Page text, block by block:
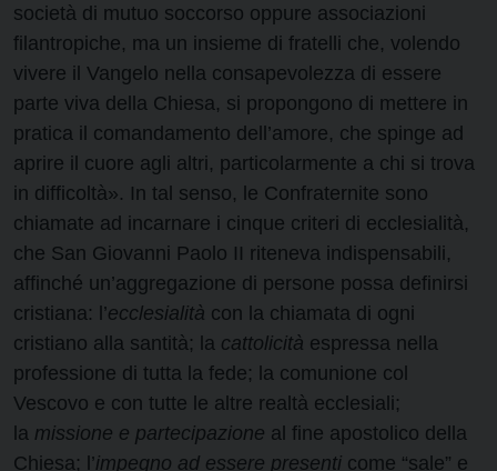
società di mutuo soccorso oppure associazioni
filantropiche, ma un insieme di fratelli che, volendo
vivere il Vangelo nella consapevolezza di essere
parte viva della Chiesa, si propongono di mettere in
pratica il comandamento dell’amore, che spinge ad
aprire il cuore agli altri, particolarmente a chi si trova
in difficoltà». In tal senso, le Confraternite sono
chiamate ad incarnare i cinque criteri di ecclesialità,
che San Giovanni Paolo II riteneva indispensabili,
affinché un’aggregazione di persone possa definirsi
cristiana: l’ecclesialità con la chiamata di ogni
cristiano alla santità; la cattolicità espressa nella
professione di tutta la fede; la comunione col
Vescovo e con tutte le altre realtà ecclesiali;
la missione e partecipazione al fine apostolico della
Chiesa; l’impegno ad essere presenti come “sale” e